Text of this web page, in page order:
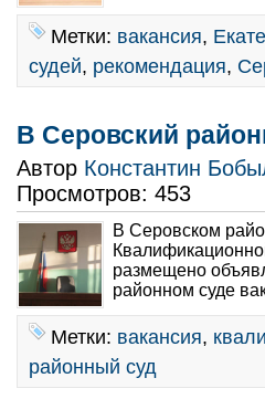
Метки: вакансия,
судей, рекомендация,
В Серовский
Автор Константин
Просмотров: 453
В Серовском
размещено
районном суде
Метки: вакансия,
районный суд